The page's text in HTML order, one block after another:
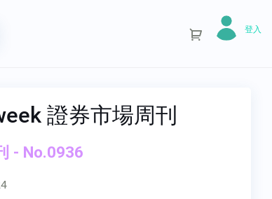
登入
證券市場周刊
- No.0936